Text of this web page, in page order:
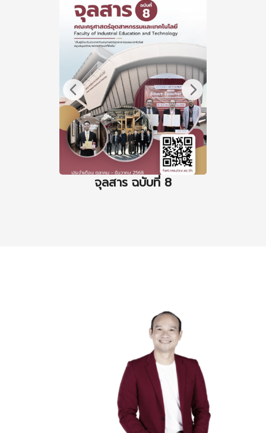
จุลสาร ฉบับที่ 8